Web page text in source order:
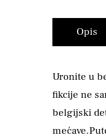
Opis
Uronite u
fikcije ne
belgijski